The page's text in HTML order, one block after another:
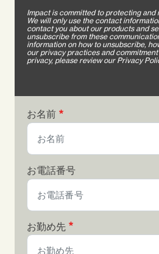
Impact is committed to protecting and
We will only use the contact
contact you about our products and
unsubscribe from these
information on how to unsubscribe,
our privacy practices and
privacy, please review our Privacy
お名前
お電話番号
お勤め先